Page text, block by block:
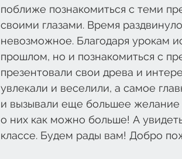
поближе познакомиться с теми
своими глазами. Время
невозможное. Благодаря урокам
прошлом, но и познакомиться с
презентовали свои древа и
увлекали и веселили, а самое
и вызывали еще большее желание
о них как можно больше! А
классе. Будем рады вам! Добро